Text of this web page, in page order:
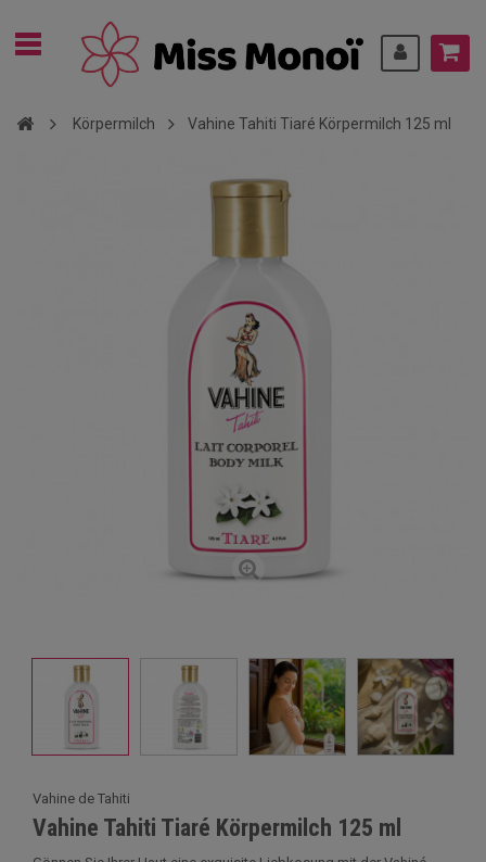
Körpermilch Vahine Tahiti Tiaré Körpermilch 125 ml
Vahine de Tahiti
Vahine Tahiti Tiaré Körpermilch 125 ml